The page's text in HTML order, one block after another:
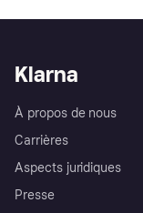
Klarna
À propos de nous
Carrières
Aspects juridiques
Presse